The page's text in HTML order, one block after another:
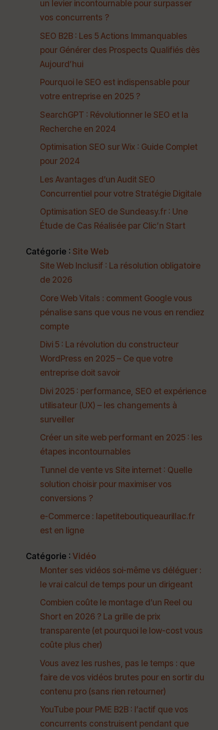
un levier incontournable pour surpasser
vos concurrents ?
SEO B2B : Les 5 Actions Immanquables
pour Générer des Prospects Qualifiés dès
Aujourd’hui
Pourquoi le SEO est indispensable pour
votre entreprise en 2025 ?
SearchGPT : Révolutionner le SEO et la
Recherche en 2024
Optimisation SEO sur Wix : Guide Complet
pour 2024
Les Avantages d’un Audit SEO
Concurrentiel pour votre Stratégie Digitale
Optimisation SEO de Sundeasy.fr : Une
Étude de Cas Réalisée par Clic’n Start
Catégorie : Site Web
Site Web Inclusif : La résolution obligatoire
de 2026
Core Web Vitals : comment Google vous
pénalise sans que vous ne vous en rendiez
compte
Divi 5 : La révolution du constructeur
WordPress en 2025 – Ce que votre
entreprise doit savoir
Divi 2025 : performance, SEO et expérience
utilisateur (UX) – les changements à
surveiller
Créer un site web performant en 2025 : les
étapes incontournables
Tunnel de vente vs Site internet : Quelle
solution choisir pour maximiser vos
conversions ?
e-Commerce : lapetiteboutiqueaurillac.fr
est en ligne
Catégorie : Vidéo
Monter ses vidéos soi-même vs déléguer :
le vrai calcul de temps pour un dirigeant
Combien coûte le montage d’un Reel ou
Short en 2026 ? La grille de prix
transparente (et pourquoi le low-cost vous
coûte plus cher)
Vous avez les rushes, pas le temps : que
faire de vos vidéos brutes pour en sortir du
contenu pro (sans rien retourner)
YouTube pour PME B2B : l’actif que vos
concurrents construisent pendant que